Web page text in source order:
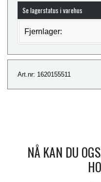
Se lagerstatus i varehus
Fjernlager:
Art.nr: 1620155511
NÅ KAN DU